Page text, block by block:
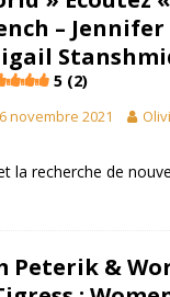
–
5 (2)
novembre 2021
la recherche de
Peterik &